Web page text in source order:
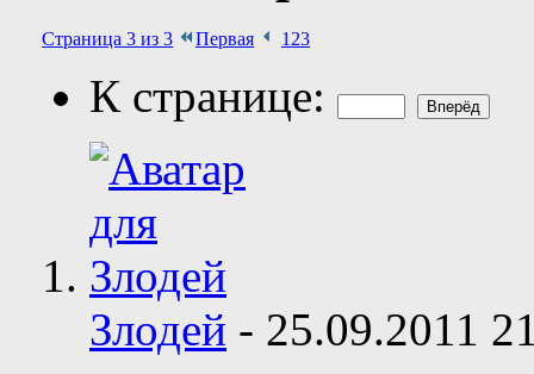
Страница 3 из 3 Первая 1 23
К странице:
Злодей - 25.09.2011